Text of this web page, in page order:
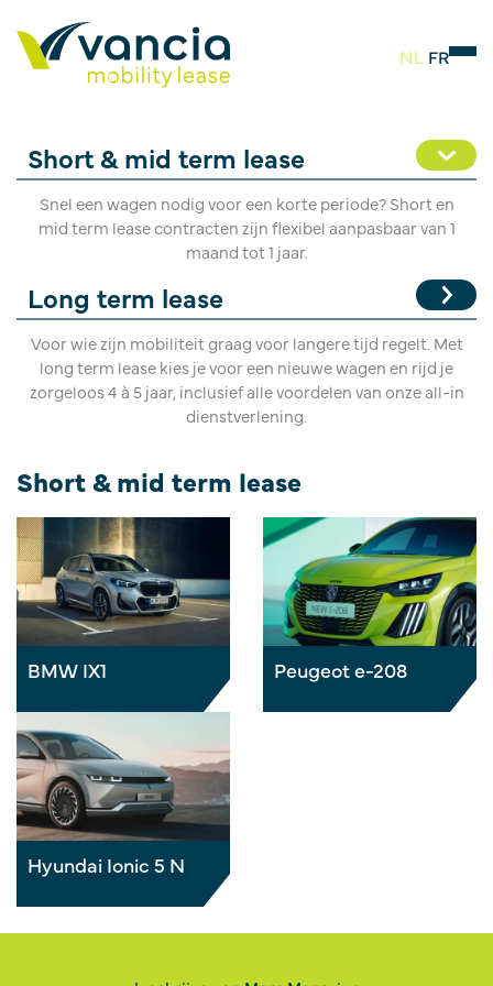
NL FR
Short & mid term lease
Snel een wagen nodig voor een korte periode? Short en
mid term lease contracten zijn flexibel aanpasbaar van 1
maand tot 1 jaar.
Long term lease
Voor wie zijn mobiliteit graag voor langere tijd regelt. Met
long term lease kies je voor een nieuwe wagen en rijd je
zorgeloos 4 à 5 jaar, inclusief alle voordelen van onze all-in
dienstverlening.
Short & mid term lease
BMW IX1 Peugeot e-208
Hyundai Ionic 5 N